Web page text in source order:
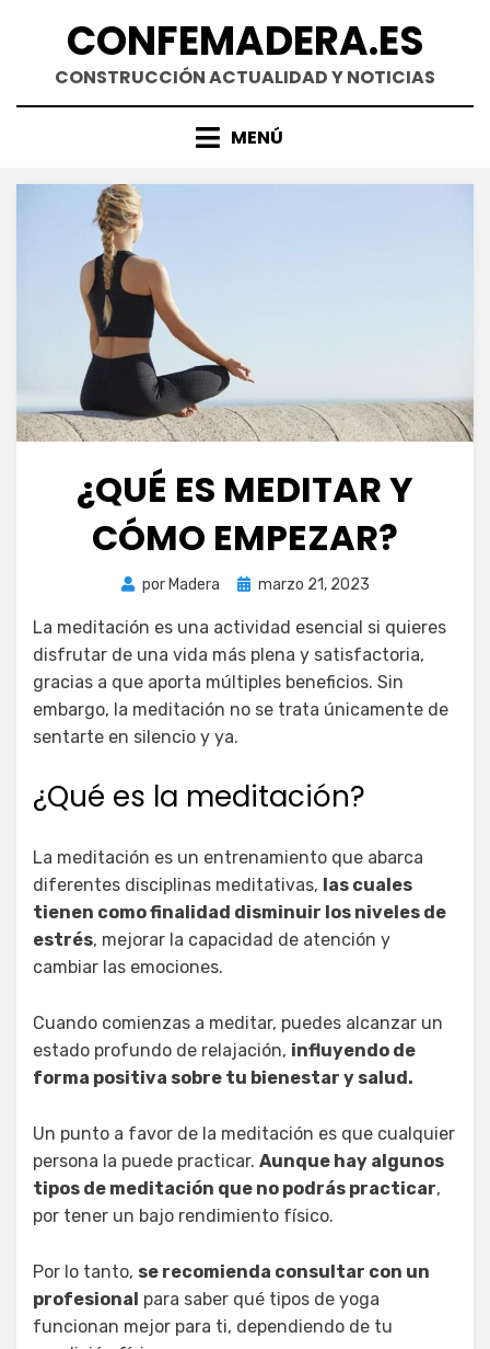
contenidoCONFEMADERA.ES
CONSTRUCCIÓN ACTUALIDAD Y NOTICIAS
MENÚ
¿QUÉ ES MEDITAR Y
CÓMO EMPEZAR?
por Madera
Publicada
marzo 21, 2023
La meditación es una actividad esencial si quieres
disfrutar de una vida más plena y satisfactoria,
gracias a que aporta múltiples beneficios. Sin
embargo, la meditación no se trata únicamente de
sentarte en silencio y ya.
¿Qué es la meditación?
La meditación es un entrenamiento que abarca
diferentes disciplinas meditativas, las cuales
tienen como finalidad disminuir los niveles de
estrés, mejorar la capacidad de atención y
cambiar las emociones.
Cuando comienzas a meditar, puedes alcanzar un
estado profundo de relajación, influyendo de
forma positiva sobre tu bienestar y salud.
Un punto a favor de la meditación es que cualquier
persona la puede practicar. Aunque hay algunos
tipos de meditación que no podrás practicar,
por tener un bajo rendimiento físico.
Por lo tanto, se recomienda consultar con un
profesional para saber qué tipos de yoga
funcionan mejor para ti, dependiendo de tu